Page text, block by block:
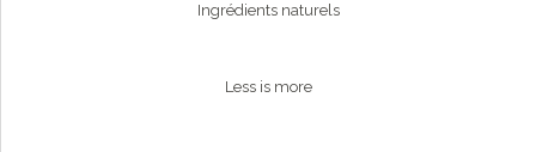
Ingrédients naturels
Less is more